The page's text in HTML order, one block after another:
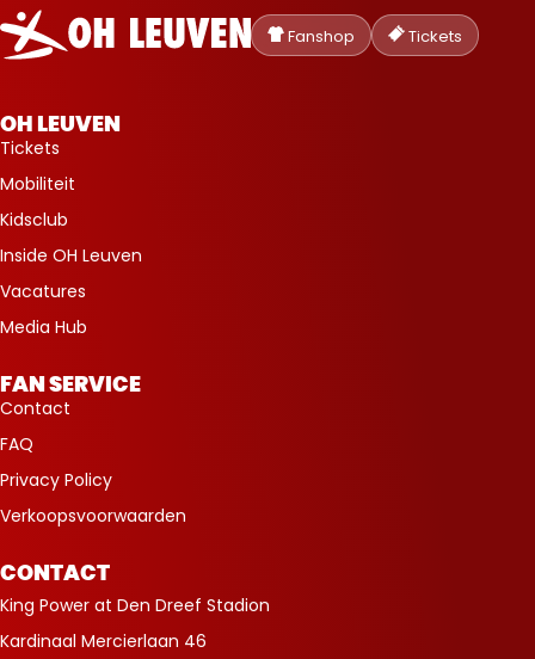
Oud-
Heverlee
Leuven
Fanshop Tickets
OH LEUVEN
Tickets
Mobiliteit
Kidsclub
Inside OH Leuven
Vacatures
Media Hub
FAN SERVICE
Contact
FAQ
Privacy Policy
Verkoopsvoorwaarden
CONTACT
King Power at Den Dreef Stadion
Kardinaal Mercierlaan 46